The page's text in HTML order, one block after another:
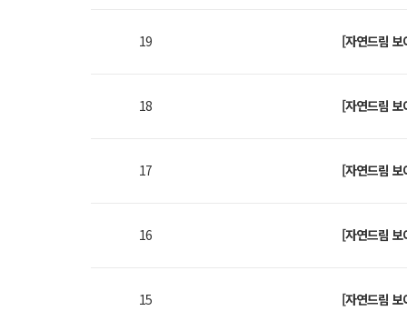
19 [자연드림 보
18 [자연드림 보
17 [자연드림 보
16 [자연드림 보
15 [자연드림 보